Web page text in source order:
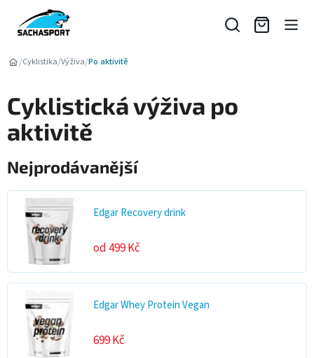
obsah
/Cyklistika/Výživa/Po aktivitě
Cyklistická výživa po
aktivitě
Nejprodávanější
Edgar Recovery drink
od 499 Kč
Edgar Whey Protein Vegan
699 Kč